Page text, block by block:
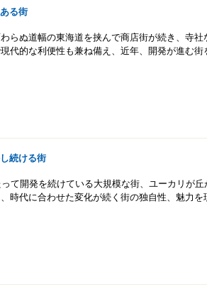
る街
らぬ道幅の東海道を挟んで商店街が続き、寺社
代的な利便性も兼ね備え、近年、開発が進む街
続ける街
て開発を続けている大規模な街、ユーカリが丘
時代に合わせた変化が続く街の独自性、魅力を